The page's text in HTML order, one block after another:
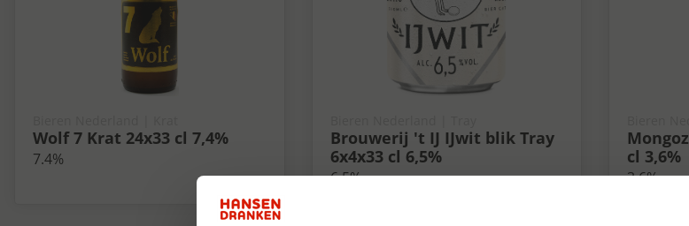
Wolf 7 Krat 24x33 cl 7,4%
7.4%
Brouwerij 't IJ IJwit blik Tray
6x4x33 cl 6,5%
6.5%
cl 3,6%
3.6%